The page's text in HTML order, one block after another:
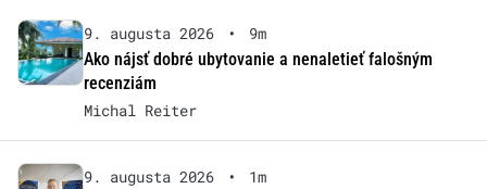
9. augusta 2026 •
9m
Ako nájsť dobré ubytovanie a nenaletieť falošným
recenziám
Michal Reiter
9. augusta 2026 •
1m